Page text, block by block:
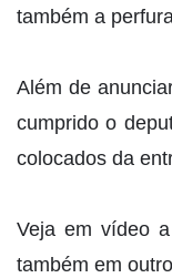
também a
Além de
cumprido o
colocados da
Veja em vídeo
também em